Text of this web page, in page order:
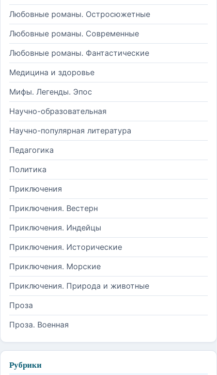
Любовные романы. Остросюжетные
Любовные романы. Современные
Любовные романы. Фантастические
Медицина и здоровье
Мифы. Легенды. Эпос
Научно-образовательная
Научно-популярная литература
Педагогика
Политика
Приключения
Приключения. Вестерн
Приключения. Индейцы
Приключения. Исторические
Приключения. Морские
Приключения. Природа и животные
Проза
Проза. Военная
Рубрики